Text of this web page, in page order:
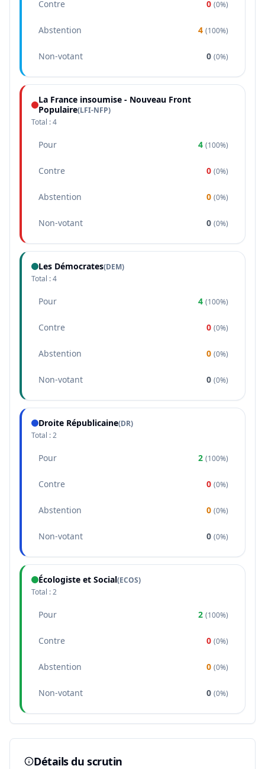
Contre 0 (0%)
Abstention 4 (100%)
Non-votant 0 (0%)
La France insoumise - Nouveau Front
Populaire(LFI-NFP)
Total :4
Pour 4 (100%)
Contre 0 (0%)
Abstention 0 (0%)
Non-votant 0 (0%)
Les Démocrates(DEM)
Total :4
Pour 4 (100%)
Contre 0 (0%)
Abstention 0 (0%)
Non-votant 0 (0%)
Droite Républicaine(DR)
Total :2
Pour 2 (100%)
Contre 0 (0%)
Abstention 0 (0%)
Non-votant 0 (0%)
Écologiste et Social(ECOS)
Total :2
Pour 2 (100%)
Contre 0 (0%)
Abstention 0 (0%)
Non-votant 0 (0%)
Détails du scrutin